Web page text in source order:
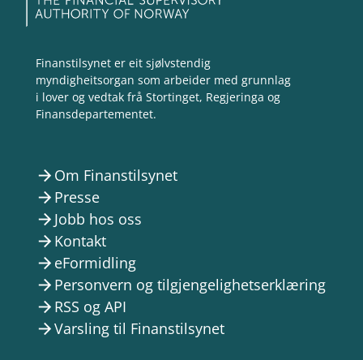
Finanstilsynet er eit sjølvstendig
myndigheitsorgan som arbeider med grunnlag
i lover og vedtak frå Stortinget, Regjeringa og
Finansdepartementet.
arrow_forward Om Finanstilsynet
arrow_forward Presse
arrow_forward Jobb hos oss
arrow_forward Kontakt
arrow_forward eFormidling
arrow_forward Personvern og tilgjengelighetserklæring
arrow_forward RSS og API
arrow_forwardVarsling til Finanstilsynet